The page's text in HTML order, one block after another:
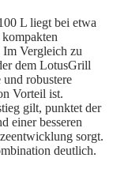
L liegt bei etwa
Vergleich zu
dem LotusGrill
robustere
Vorteil ist.
gilt, punktet der
einer besseren
sorgt.
deutlich.